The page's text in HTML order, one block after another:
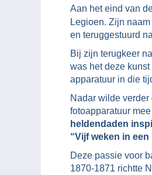
Aan het eind van
Legioen. Zijn
en teruggestuurd
Bij zijn terugkeer
was het deze
apparatuur in die
Nadar wilde
fotoapparatuur
heldendaden
“Vijf weken in
Deze passie voor
1870-1871 richtte